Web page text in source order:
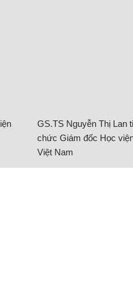
GS.TS Nguyễn Thị Lan
chức Giám đốc Học
Việt Nam